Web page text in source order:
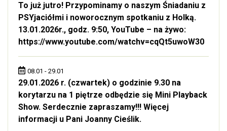
To już jutro! Przypominamy o naszym Śniadaniu z
PSYjaciółmi i noworocznym spotkaniu z Holką.
13.01.2026r., godz. 9:50, YouTube – na żywo:
https://www.youtube.com/watchv=cqQt5uwoW30
08.01 - 29.01
29.01.2026 r. (czwartek) o godzinie 9.30 na
korytarzu na 1 piętrze odbędzie się Mini Playback
Show. Serdecznie zapraszamy!!! Więcej
informacji u Pani Joanny Cieślik.